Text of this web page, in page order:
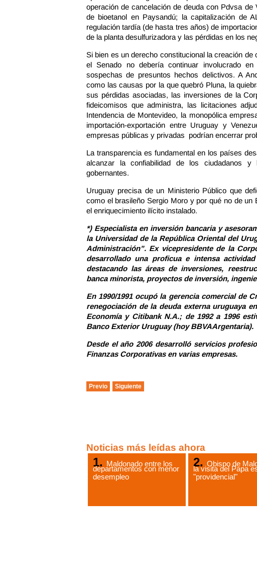
operación de cancelación de deuda con Pdvsa de
de bioetanol en Paysandú; la capitalización de
regulación tardía (de hasta tres años) de
de la planta desulfurizadora y las pérdidas en los
Si bien es un derecho constitucional la creación
el Senado no debería continuar involucrado
sospechas de presuntos hechos delictivos. A
como las causas por la que quebró Pluna, la
sus pérdidas asociadas, las inversiones de la
fideicomisos que administra, las licitaciones
Intendencia de Montevideo, la monopólica
importación-exportación entre Uruguay y
empresas públicas y privadas podrían encerrar
La transparencia es fundamental en los países
alcanzar la confiabilidad de los ciudadanos
gobernantes.
Uruguay precisa de un Ministerio Público que
como el brasileño Sergio Moro y por qué no de
el enriquecimiento ilícito instalado.
*) Especialista en inversión bancaria y
la Universidad de la República Oriental del
Administración”. Ex vicepresidente de la
desarrollado una proficua e intensa
destacando las áreas de inversiones,
banca minorista, proyectos de inversión,
En 1990/1991 ocupó la gerencia comercial de
renegociación de la deuda externa uruguaya
Economía y Citibank N.A.; de 1992 a 1996
Banco Exterior Uruguay (hoy BBVAArgentaria).
Desde el año 2006 desarrolló servicios
Finanzas Corporativas en varias empresas.
Previo Siguiente
Noticias más leídas ahora
Maldonado entre los
departamentos con menor
desempleo
Obispo de
la visita del Papa
"providencial"